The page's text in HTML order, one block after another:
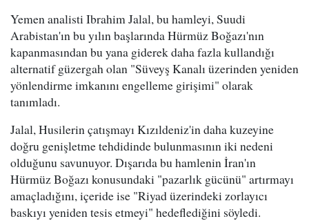
Yemen analisti Ibrahim Jalal, bu hamleyi, Suudi
Arabistan'ın bu yılın başlarında Hürmüz Boğazı'nın
kapanmasından bu yana giderek daha fazla kullandığı
alternatif güzergah olan "Süveyş Kanalı üzerinden yeniden
yönlendirme imkanını engelleme girişimi" olarak
tanımladı.
Jalal, Husilerin çatışmayı Kızıldeniz'in daha kuzeyine
doğru genişletme tehdidinde bulunmasının iki nedeni
olduğunu savunuyor. Dışarıda bu hamlenin İran'ın
Hürmüz Boğazı konusundaki "pazarlık gücünü" artırmayı
amaçladığını, içeride ise "Riyad üzerindeki zorlayıcı
baskıyı yeniden tesis etmeyi" hedeflediğini söyledi.